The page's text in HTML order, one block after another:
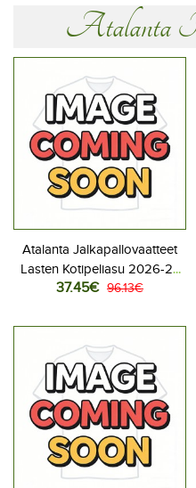
Atalanta
Atalanta Jalkapallovaatteet
Lasten Kotipeliasu 2026-27
Lyhythihainen (+ Lyhyet
37.45€ 96.13€